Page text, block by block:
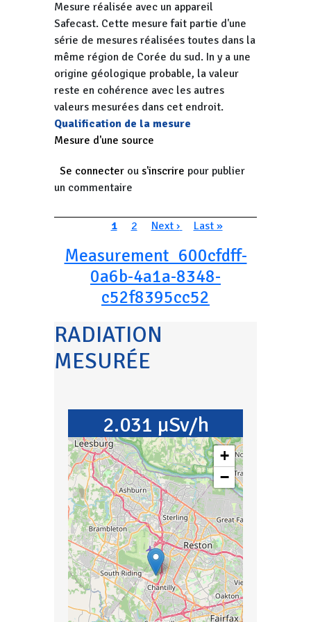
Mesure réalisée avec un appareil
Safecast. Cette mesure fait partie d'une
série de mesures réalisées toutes dans la
même région de Corée du sud. In y a une
origine géologique probable, la valeur
reste en cohérence avec les autres
valeurs mesurées dans cet endroit.
Qualification de la mesure
Mesure d'une source
Se connecter ou s'inscrire pour publier
un commentaire
PaginationPage courante
1 Page
2 Page suivante
Next › Dernière page
Last »
Measurement_600cfdff-
0a6b-4a1a-8348-
c52f8395cc52
RADIATION
MESURÉE
2.031 µSv/h
+
−